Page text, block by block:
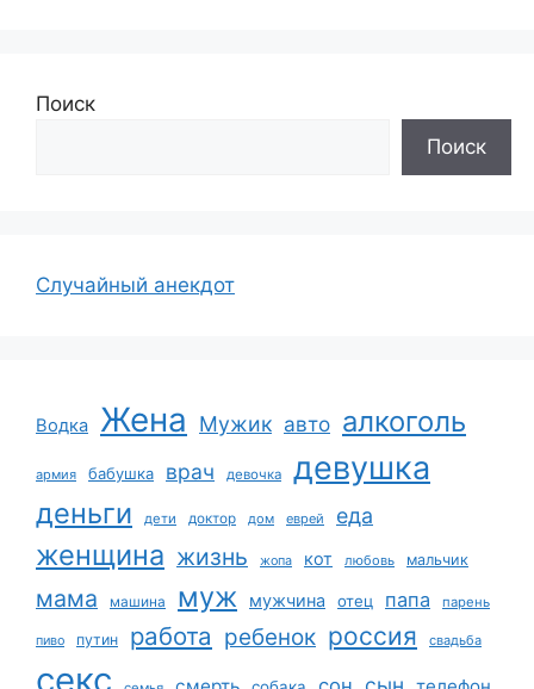
Поиск
Поиск
Случайный анекдот
Водка Жена Мужик авто алкоголь
армия бабушка врач девочка девушка
деньги дети доктор дом еврей еда
женщина жизнь жопа кот любовь мальчик
мама машина муж мужчина отец папа парень
пиво путин работа ребенок россия свадьба
секс